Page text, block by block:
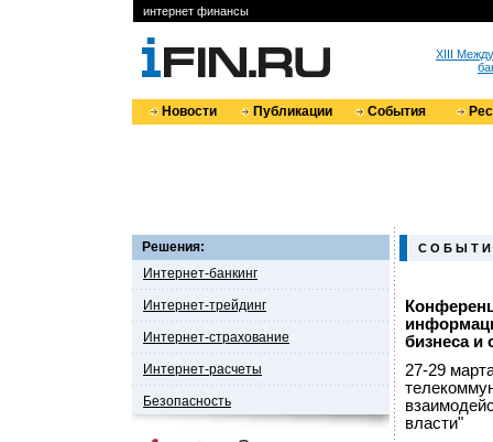
интернет финансы
XIII
Новости Публикации События
Решения:
Интернет-банкинг
Интернет-трейдинг
Интернет-страхование
Интернет-расчеты
Безопасность
С О Б Ы Т И
бизнеса и
27-29
власти"